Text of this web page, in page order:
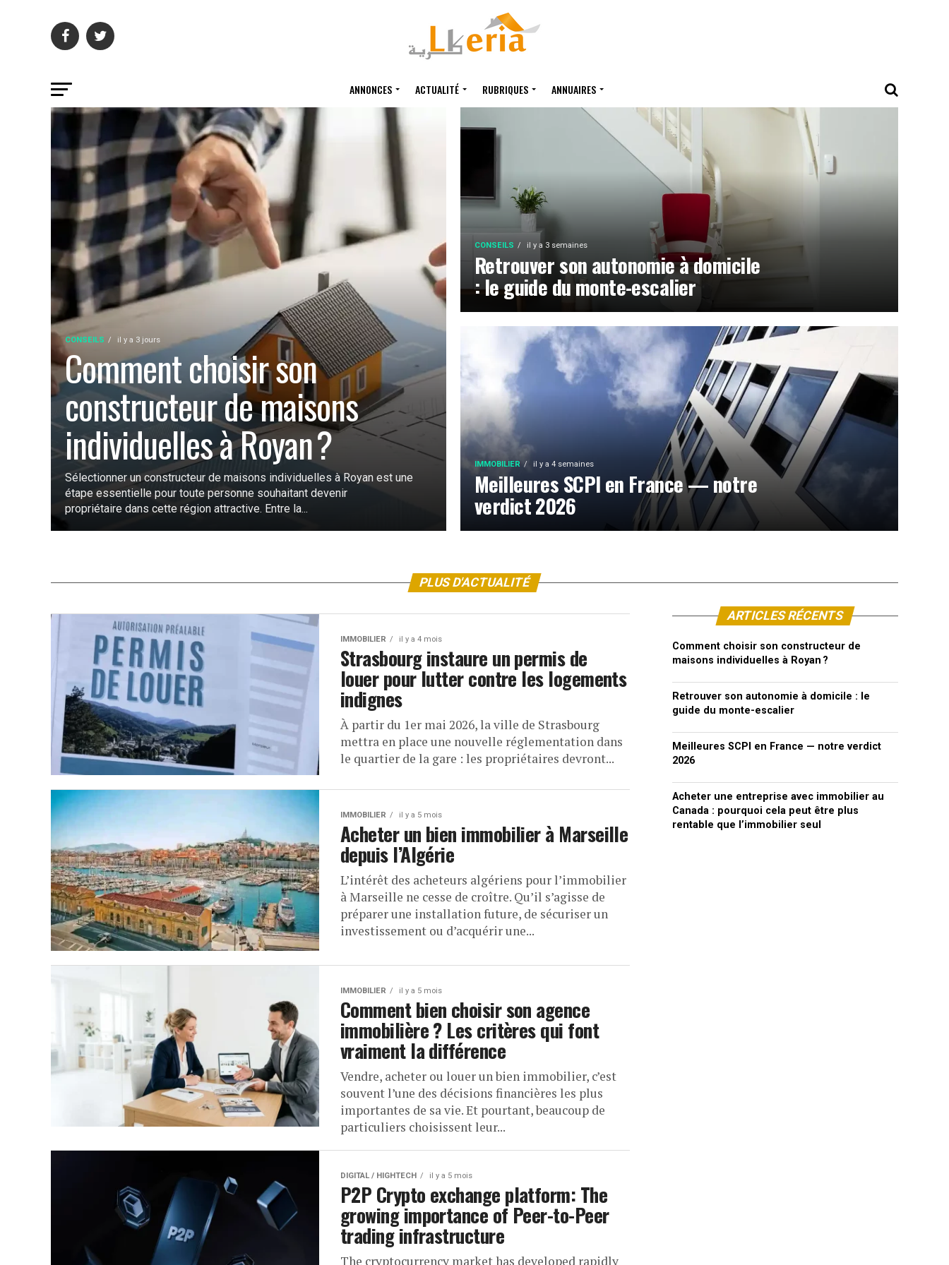
ANNONCES ACTUALITÉ RUBRIQUES ANNUAIRES
CONSEILS il y a 3 jours
Comment choisir son
constructeur de maisons
individuelles à Royan ?
Sélectionner un constructeur de maisons individuelles à Royan est une
étape essentielle pour toute personne souhaitant devenir
propriétaire dans cette région attractive. Entre la...
CONSEILS il y a 3 semaines
Retrouver son autonomie à domicile
: le guide du monte-escalier
IMMOBILIER il y a 4 semaines
Meilleures SCPI en France — notre
verdict 2026
PLUS D'ACTUALITÉ
IMMOBILIER il y a 4 mois
Strasbourg instaure un permis de
louer pour lutter contre les logements
indignes
À partir du 1er mai 2026, la ville de Strasbourg
mettra en place une nouvelle réglementation dans
le quartier de la gare : les propriétaires devront...
IMMOBILIER il y a 5 mois
Acheter un bien immobilier à Marseille
depuis l’Algérie
L’intérêt des acheteurs algériens pour l’immobilier
à Marseille ne cesse de croître. Qu’il s’agisse de
préparer une installation future, de sécuriser un
investissement ou d’acquérir une...
IMMOBILIER il y a 5 mois
Comment bien choisir son agence
immobilière ? Les critères qui font
vraiment la différence
Vendre, acheter ou louer un bien immobilier, c’est
souvent l’une des décisions financières les plus
importantes de sa vie. Et pourtant, beaucoup de
particuliers choisissent leur...
DIGITAL / HIGHTECH il y a 5 mois
P2P Crypto exchange platform: The
growing importance of Peer-to-Peer
trading infrastructure
The cryptocurrency market has developed rapidly
ARTICLES RÉCENTS
Comment choisir son constructeur de
maisons individuelles à Royan ?
Retrouver son autonomie à domicile : le
guide du monte-escalier
Meilleures SCPI en France — notre verdict
2026
Acheter une entreprise avec immobilier au
Canada : pourquoi cela peut être plus
rentable que l’immobilier seul